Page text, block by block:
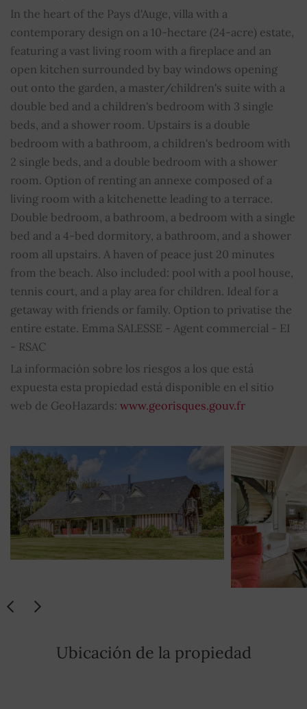
Altura del inmueble
Piscina
Hogar
Cable TV
Internet SÍ
Tenis
Lavadora SÍ
Placa de cocción
Plancha
Secador de pelo SÍ
TV vía satélite
Ropa del hogar
Horno SÍ
Cafetera SÍ
Horno microondas SÍ
Petanca SÍ
SÍ
temporada baja
In the heart of the Pays d'Auge, villa with a
contemporary design on a 10-hectare (24-acre) estate,
featuring a vast living room with a fireplace and an
open kitchen surrounded by bay windows opening
out onto the garden, a master/children's suite with a
double bed and a children's bedroom with 3 single
beds, and a shower room. Upstairs is a double
bedroom with a bathroom, a children's bedroom with
2 single beds, and a double bedroom with a shower
room. Option of renting an annexe composed of a
living room with a kitchenette leading to a terrace.
Double bedroom, a bathroom, a bedroom with a single
bed and a 4-bed dormitory, a bathroom, and a shower
room all upstairs. A haven of peace just 20 minutes
from the beach. Also included: pool with a pool house,
tennis court, and a play area for children. Ideal for a
getaway with friends or family. Option to privatise the
entire estate. Emma SALESSE - Agent commercial - EI
- RSAC
La información sobre los riesgos a los que está
expuesta esta propiedad está disponible en el sitio
web de GeoHazards: www.georisques.gouv.fr
Ubicación de la propiedad